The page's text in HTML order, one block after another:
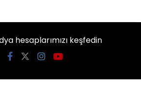
hesaplarımızı keşfedin